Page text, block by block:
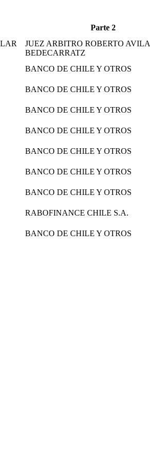
Parte 2
JUEZ ARBITRO ROBERTO AVILA
BEDECARRATZ
BANCO DE CHILE Y OTROS
BANCO DE CHILE Y OTROS
BANCO DE CHILE Y OTROS
BANCO DE CHILE Y OTROS
BANCO DE CHILE Y OTROS
BANCO DE CHILE Y OTROS
BANCO DE CHILE Y OTROS
RABOFINANCE CHILE S.A.
BANCO DE CHILE Y OTROS